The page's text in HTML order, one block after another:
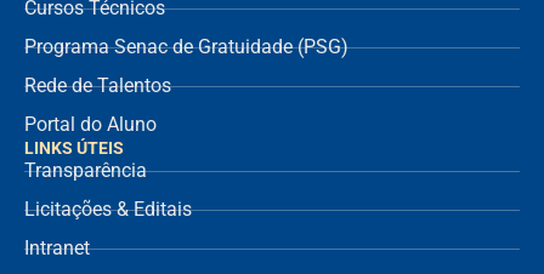
Cursos Técnicos
Programa Senac de Gratuidade (PSG)
Rede de Talentos
Portal do Aluno
LINKS ÚTEIS
Transparência
Licitações & Editais
Intranet